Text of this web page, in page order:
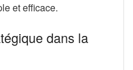
et efficace.
dans la